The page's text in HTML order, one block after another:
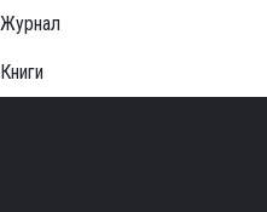
Журнал
Книги